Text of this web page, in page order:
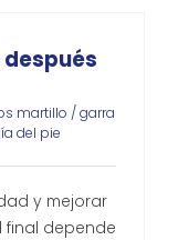
martillo / garra
del pie
y mejorar
final depende